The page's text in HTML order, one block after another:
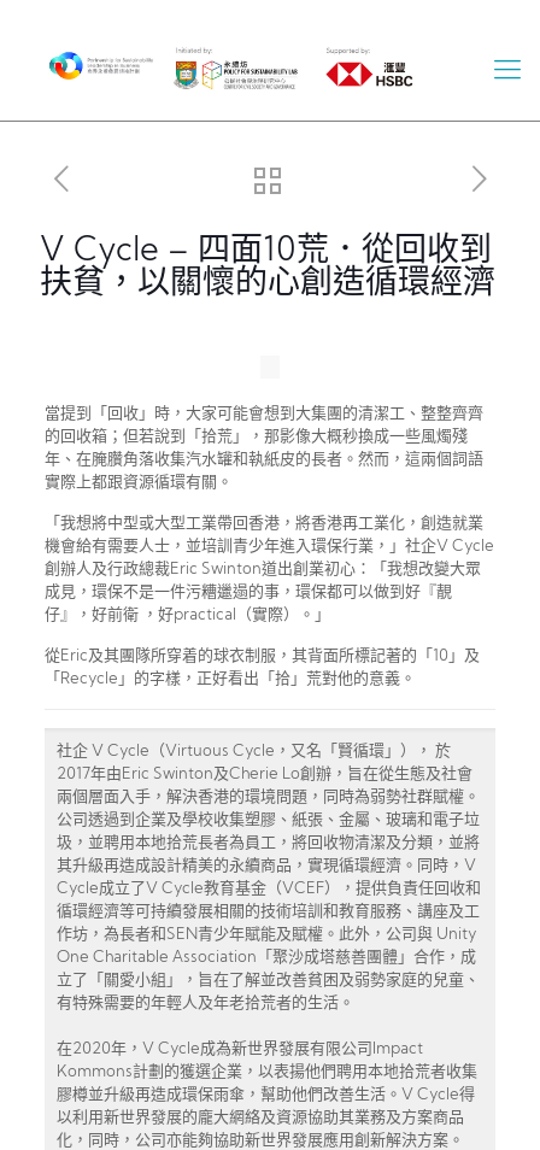
V Cycle – 四面10荒．從回收到
扶貧，以關懷的心創造循環經濟
當提到「回收」時，大家可能會想到大集團的清潔工、整整齊齊
的回收箱；但若說到「拾荒」，那影像大概秒換成一些風燭殘
年、在腌臢角落收集汽水罐和執紙皮的長者。然而，這兩個詞語
實際上都跟資源循環有關。
「我想將中型或大型工業帶回香港，將香港再工業化，創造就業
機會給有需要人士，並培訓青少年進入環保行業，」社企V Cycle
創辦人及行政總裁Eric Swinton道出創業初心：「我想改變大眾
成見，環保不是一件污糟邋遢的事，環保都可以做到好『靚
仔』，好前衛 ，好practical（實際）。」
從Eric及其團隊所穿着的球衣制服，其背面所標記著的「10」及
「Recycle」的字樣，正好看出「拾」荒對他的意義。
社企 V Cycle（Virtuous Cycle，又名「賢循環」）， 於
2017年由Eric Swinton及Cherie Lo創辦，旨在從生態及社會
兩個層面入手，解決香港的環境問題，同時為弱勢社群賦權。
公司透過到企業及學校收集塑膠、紙張、金屬、玻璃和電子垃
圾，並聘用本地拾荒長者為員工，將回收物清潔及分類，並將
其升級再造成設計精美的永續商品，實現循環經濟。同時，V
Cycle成立了V Cycle教育基金（VCEF），提供負責任回收和
循環經濟等可持續發展相關的技術培訓和教育服務、講座及工
作坊，為長者和SEN青少年賦能及賦權。此外，公司與 Unity
One Charitable Association「聚沙成塔慈善團體」合作，成
立了「關愛小組」，旨在了解並改善貧困及弱勢家庭的兒童、
有特殊需要的年輕人及年老拾荒者的生活。
在2020年，V Cycle成為新世界發展有限公司Impact
Kommons計劃的獲選企業，以表揚他們聘用本地拾荒者收集
膠樽並升級再造成環保雨傘，幫助他們改善生活。V Cycle得
以利用新世界發展的龐大網絡及資源協助其業務及方案商品
化，同時，公司亦能夠協助新世界發展應用創新解決方案。